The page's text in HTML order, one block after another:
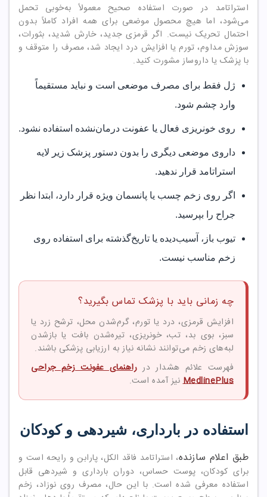
استراتامد در صورت استفاده صحیح معمولاً به‌خوبی تحمل
می‌شود، اما هیچ محصول موضعی برای همه افراد کاملاً بدون
احتمال تحریک نیست. اگر قرمزی جدید، خارش شدید، بثورات،
سوزش مداوم، تورم یا افزایش درد ایجاد شد، مصرف را متوقف و
با پزشک یا داروساز مشورت کنید.
ژل فقط برای مصرف موضعی است و نباید مستقیماً
وارد چشم شود.
روی خونریزی فعال یا عفونت درمان‌نشده استفاده نشود.
داروی موضعی دیگری را بدون دستور پزشک زیر لایه
استراتامد قرار ندهید.
اگر روی زخم چسب یا پانسمان ویژه قرار دارد، ابتدا نظر
جراح را بپرسید.
تیوب باز، آسیب‌دیده یا تاریخ‌گذشته برای استفاده روی
زخم مناسب نیست.
چه زمانی باید با پزشک تماس بگیرید؟
افزایش قرمزی، درد یا تورم، گرم‌شدن محل، ترشح زرد یا
سبز، بوی بد، تب، خونریزی، تیره‌شدن بافت یا بازشدن
لبه‌های زخم می‌توانند نشانه نیاز به ارزیابی پزشکی باشند.
فهرست علائم هشدار در راهنمای عفونت زخم جراحی
MedlinePlusنیز آمده است.
استفاده در بارداری، شیردهی و کودکان
طبق اعلام سازنده، استراتامد فاقد الکل، پارابن و رایحه است و
برای کودکان، پوست حساس، دوران بارداری و شیردهی قابل
استفاده معرفی شده است. با این حال، مصرف روی نوزاد، زخم